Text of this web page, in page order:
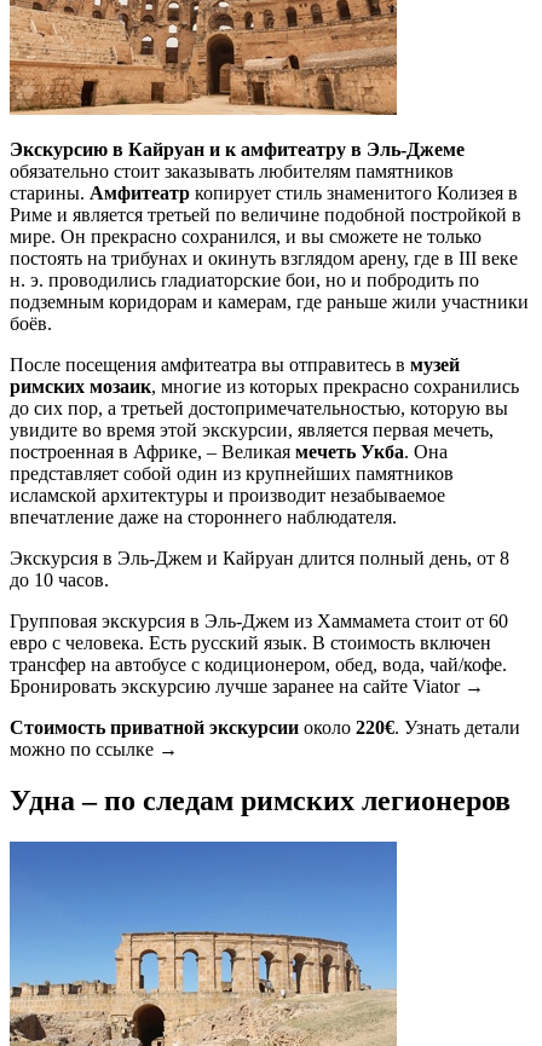
Экскурсию в Кайруан и к амфитеатру в Эль-Джеме
обязательно стоит заказывать любителям памятников
старины. Амфитеатр копирует стиль знаменитого Колизея в
Риме и является третьей по величине подобной постройкой в
мире. Он прекрасно сохранился, и вы сможете не только
постоять на трибунах и окинуть взглядом арену, где в III веке
н. э. проводились гладиаторские бои, но и побродить по
подземным коридорам и камерам, где раньше жили участники
боёв.
После посещения амфитеатра вы отправитесь в музей
римских мозаик, многие из которых прекрасно сохранились
до сих пор, а третьей достопримечательностью, которую вы
увидите во время этой экскурсии, является первая мечеть,
построенная в Африке, – Великая мечеть Укба. Она
представляет собой один из крупнейших памятников
исламской архитектуры и производит незабываемое
впечатление даже на стороннего наблюдателя.
Экскурсия в Эль-Джем и Кайруан длится полный день, от 8
до 10 часов.
Групповая экскурсия в Эль-Джем из Хаммамета стоит от 60
евро с человека. Есть русский язык. В стоимость включен
трансфер на автобусе с кодиционером, обед, вода, чай/кофе.
Бронировать экскурсию лучше заранее на сайте Viator →
Стоимость приватной экскурсии около 220€. Узнать детали
можно по ссылке →
Удна – по следам римских легионеров